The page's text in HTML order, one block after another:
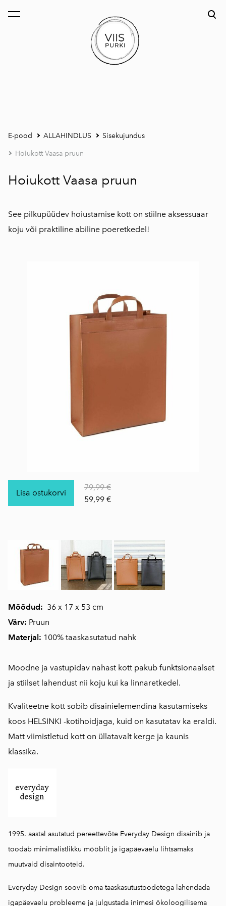
lisati ostukorvi. Vaata ostukorvi
E-pood ALLAHINDLUS Sisekujundus
Hoiukott Vaasa pruun
Mõõdud: 36 x 17 x 53 cm
Värv: Pruun
Materjal: 100% taaskasutatud nahk
Moodne ja vastupidav nahast kott pakub funktsionaalset
ja stiilset lahendust nii koju kui ka linnaretkedel.
Kvaliteetne kott sobib disainielemendina kasutamiseks
koos HELSINKI -kotihoidjaga, kuid on kasutatav ka eraldi.
Matt viimistletud kott on üllatavalt kerge ja kaunis
klassika.
1995. aastal asutatud pereettevõte Everyday Design disainib ja
toodab minimalistlikku mööblit ja igapäevaelu lihtsamaks
muutvaid disaintooteid.
Everyday Design soovib oma taaskasutustoodetega lahendada
igapäevaelu probleeme ja julgustada inimesi ökoloogilisema
Hoiukott Vaasa pruun
See pilkupüüdev hoiustamise kott on stiilne aksessuaar
koju või praktiline abiline poeretkedel!
Lisa ostukorvi
79,99 €
59,99 €